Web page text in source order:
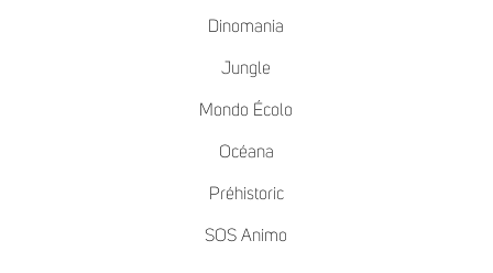
Dinomania
Jungle
Mondo Écolo
Océana
Préhistoric
SOS Animo